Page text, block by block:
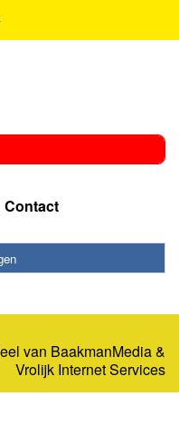
Contact
van BaakmanMedia&
Vrolijk Internet Services